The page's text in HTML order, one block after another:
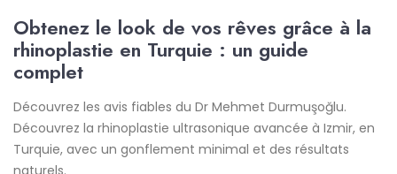
Obtenez le look de vos rêves grâce à la
rhinoplastie en Turquie : un guide
complet
Découvrez les avis fiables du Dr Mehmet Durmuşoğlu.
Découvrez la rhinoplastie ultrasonique avancée à Izmir, en
Turquie, avec un gonflement minimal et des résultats